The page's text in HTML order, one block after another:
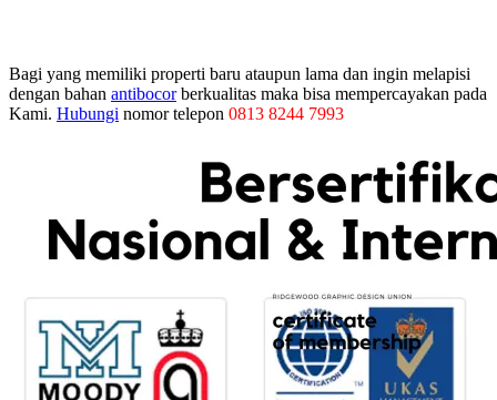
Bagi yang memiliki properti baru ataupun lama dan ingin melapisi
dengan bahan antibocorberkualitas maka bisa mempercayakan pada
Kami. Hubungi nomor telepon 0813 8244 7993